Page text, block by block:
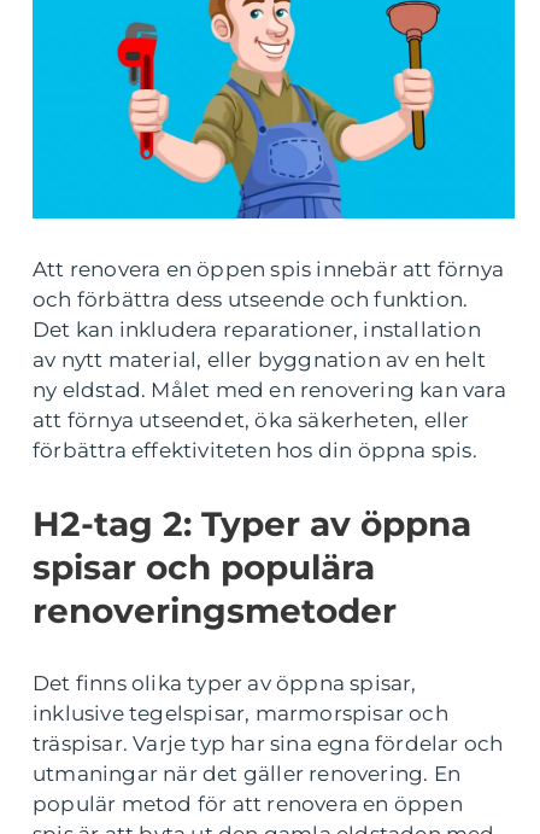
Att renovera en öppen spis innebär att förnya
och förbättra dess utseende och funktion.
Det kan inkludera reparationer, installation
av nytt material, eller byggnation av en helt
ny eldstad. Målet med en renovering kan vara
att förnya utseendet, öka säkerheten, eller
förbättra effektiviteten hos din öppna spis.
H2-tag 2: Typer av öppna
spisar och populära
renoveringsmetoder
Det finns olika typer av öppna spisar,
inklusive tegelspisar, marmorspisar och
träspisar. Varje typ har sina egna fördelar och
utmaningar när det gäller renovering. En
populär metod för att renovera en öppen